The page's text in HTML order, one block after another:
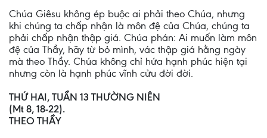
Chúa Giêsu không ép buộc ai phải theo Chúa, nhưng
khi chúng ta chấp nhận là môn đệ của Chúa, chúng ta
phải chấp nhận thập giá. Chúa phán: Ai muốn làm môn
đệ của Thầy, hãy từ bỏ mình, vác thập giá hằng ngày
mà theo Thầy. Chúa không chỉ hứa hạnh phúc hiện tại
nhưng còn là hạnh phúc vĩnh cửu đời đời.
THỨ HAI, TUẦN 13 THƯỜNG NIÊN
(Mt 8, 18-22).
THEO THẦY